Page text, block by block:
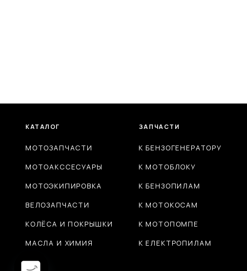
КАТАЛОГ
МОТОЗАПЧАСТИ
МОТОАКССЕСУАРЫ
МОТОЭКИПИРОВКА
ВЕЛОЗАПЧАСТИ
КОЛЁСА И ПОКРЫШКИ
МАСЛА И ХИМИЯ
ЗАПЧАСТИ
К БЕНЗОГЕНЕРАТОРУ
К МОТОБЛОКУ
К БЕНЗОПИЛАМ
К МОТОКОСАМ
К МОТОПОМПЕ
К ЕЛЕКТРОПИЛАМ